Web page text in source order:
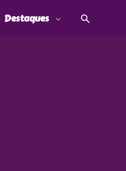
Destaques